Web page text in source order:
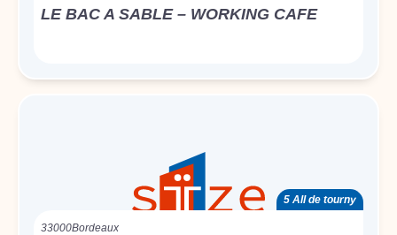
LE BAC A SABLE – WORKING CAFE
5 All de tourny
33000Bordeaux